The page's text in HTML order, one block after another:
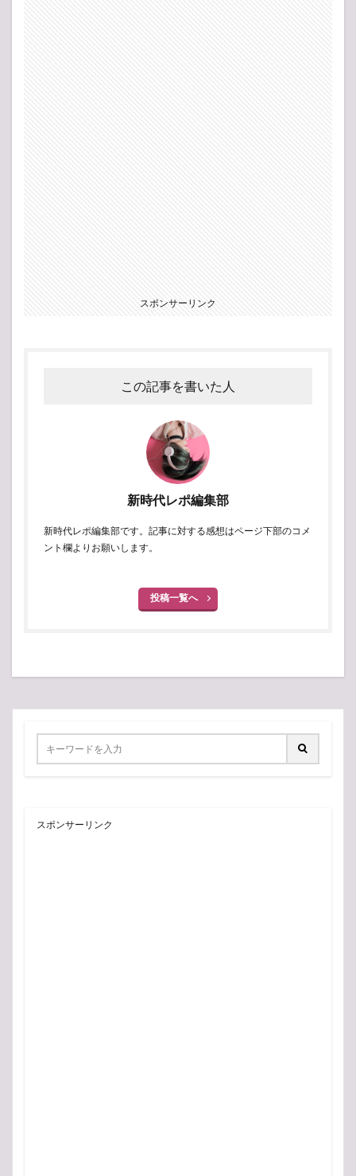
スポンサーリンク
この記事を書いた人
新時代レポ編集部
新時代レポ編集部です。記事に対する感想はページ下部のコメ
ント欄よりお願いします。
投稿一覧へ
スポンサーリンク